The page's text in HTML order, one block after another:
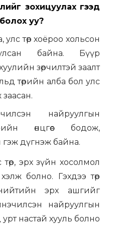
зохицуулах гээд
уу?
төр хоёроо хольсон
байна. Бүүр
зөрчилтэй заалт
төрийн алба бол улс
заасан.
найруулгын
өнцгөөс бодож,
гэж дүгнэж байна.
эрх зүйн хосолмол
болно. Гэхдээ төр
эрх ашгийг
найруулгын
урт настай хууль болно